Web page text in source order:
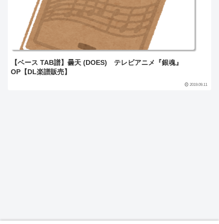
【ベース TAB譜】曇天 (DOES) テレビアニメ『銀魂』
OP【DL楽譜販売】
2019.09.11